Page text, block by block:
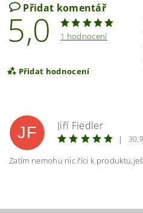
Přidat komentář
5,0 1 hodnocení
Přidat hodnocení
JF
Jiří Fiedler
|
Zatím nemohu nic říci k